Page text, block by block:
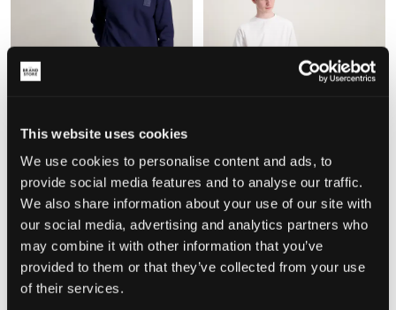
This website uses cookies
We use cookies to personalise content and ads, to
provide social media features and to analyse our traffic.
We also share information about your use of our site with
our social media, advertising and analytics partners who
may combine it with other information that you’ve
provided to them or that they’ve collected from your use
of their services.
SALE
STREET LOOSE CEMENT
27,60 €69 €
SALE
GRSTREET LOOSE DISCO
34,50 €69 €